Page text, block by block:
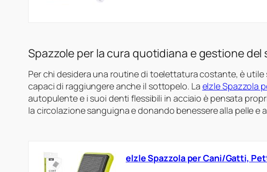
Spazzole per la cura quotidiana e gestione
Per chi desidera una routine di toelettatura costante, è utile
capaci di raggiungere anche il sottopelo. La elzle Spazzola
autopulente e i suoi denti flessibili in acciaio è pensata
la circolazione sanguigna e donando benessere alla pelle e
elzle Spazzola per Cani/Gatti,